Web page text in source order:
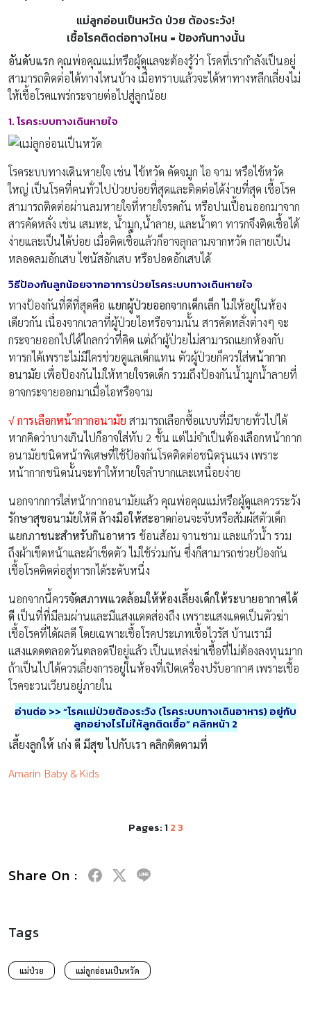
แม่ลูกอ่อนเป็นหวัด ป่วย ต้องระวัง!
เชื้อโรคติดต่อทางไหน = ป้องกันทางนั้น
อันดับแรก คุณพ่อคุณแม่หรือผู้ดูแลจะต้องรู้ว่า โรคที่เรากำลังเป็นอยู่
สามารถติดต่อได้ทางไหนบ้าง เมื่อทราบแล้วจะได้หาทางหลีกเลี่ยงไม่
ให้เชื้อโรคแพร่กระจายต่อไปสู่ลูกน้อย
1. โรคระบบทางเดินหายใจ
โรคระบบทางเดินหายใจ เช่น ไข้หวัด คัดจมูก ไอ จาม หรือไข้หวัด
ใหญ่ เป็นโรคที่คนทั่วไปป่วยบ่อยที่สุดและติดต่อได้ง่ายที่สุด เชื้อโรค
สามารถติดต่อผ่านลมหายใจที่หายใจรดกัน หรือปนเปื้อนออกมาจาก
สารคัดหลั่ง เช่น เสมหะ, น้ำมูก,น้ำลาย, และน้ำตา ทารกจึงติดเชื้อได้
ง่ายและเป็นได้บ่อย เมื่อติดเชื้อแล้วก็อาจลุกลามจากหวัด กลายเป็น
หลอดลมอักเสบ ไซนัสอักเสบ หรือปอดอักเสบได้
วิธีป้องกันลูกน้อยจากอาการป่วยโรคระบบทางเดินหายใจ
ทางป้องกันที่ดีที่สุดคือ แยกผู้ป่วยออกจากเด็กเล็กไม่ให้อยู่ในห้อง
เดียวกัน เนื่องจากเวลาที่ผู้ป่วยไอหรือจามนั้น สารคัดหลั่งต่างๆ จะ
กระจายออกไปได้ไกลกว่าที่คิด แต่ถ้าผู้ป่วยไม่สามารถแยกห้องกับ
ทารกได้เพราะไม่มีใครช่วยดูแลเด็กแทน ตัวผู้ป่วยก็ควรใส่หน้ากาก
อนามัย เพื่อป้องกันไม่ให้หายใจรดเด็ก รวมถึงป้องกันน้ำมูกน้ำลายที่
อาจกระจายออกมาเมื่อไอหรือจาม
√ การเลือกหน้ากากอนามัย สามารถเลือกซื้อแบบที่มีขายทั่วไปได้
หากคิดว่าบางเกินไปก็อาจใส่ทับ 2 ชั้น แต่ไม่จำเป็นต้องเลือกหน้ากาก
อนามัยชนิดหน้าพิเศษที่ใช้ป้องกันโรคติดต่อชนิดรุนแรง เพราะ
หน้ากากชนิดนั้นจะทำให้หายใจลำบากและเหนื่อยง่าย
นอกจากการใส่หน้ากากอนามัยแล้ว คุณพ่อคุณแม่หรือผู้ดูแลควรระวัง
รักษาสุขอนามัยให้ดี ล้างมือให้สะอาดก่อนจะจับหรือสัมผัสตัวเด็ก
แยกภาชนะสำหรับกินอาหาร ช้อนส้อม จานชาม และแก้วน้ำ รวม
ถึงผ้าเช็ดหน้าและผ้าเช็ดตัว ไม่ใช้ร่วมกัน ซึ่งก็สามารถช่วยป้องกัน
เชื้อโรคติดต่อสู่ทารกได้ระดับหนึ่ง
นอกจากนี้ควรจัดสภาพแวดล้อมให้ห้องเลี้ยงเด็กให้ระบายอากาศได้
ดีเป็นที่ที่มีลมผ่านและมีแสงแดดส่องถึง เพราะแสงแดดเป็นตัวฆ่า
เชื้อโรคที่ได้ผลดี โดยเฉพาะเชื้อโรคประเภทเชื้อไวรัส บ้านเรามี
แสงแดดตลอดวันตลอดปีอยู่แล้ว เป็นแหล่งฆ่าเชื้อที่ไม่ต้องลงทุนมาก
ถ้าเป็นไปได้ควรเลี่ยงการอยู่ในห้องที่เปิดเครื่องปรับอากาศ เพราะเชื้อ
โรคจะวนเวียนอยู่ภายใน
อ่านต่อ >> “โรคแม่ป่วยต้องระวัง (โรคระบบทางเดินอาหาร) อยู่กับ
ลูกอย่างไรไม่ให้ลูกติดเชื้อ” คลิกหน้า 2
เลี้ยงลูกให้ เก่ง ดี มีสุข ไปกับเรา คลิกติดตามที่
Amarin Baby & Kids
Pages:1 23
Share On :
Tags
แม่ป่วย แม่ลูกอ่อนเป็นหวัด